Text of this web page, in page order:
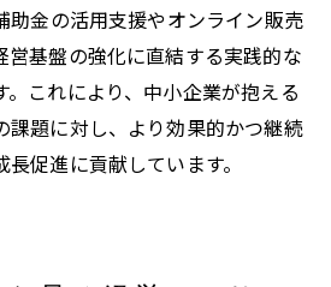
助金の活用支援やオンライン販売
営基盤の強化に直結する実践的な
これにより、中小企業が抱える
課題に対し、より効果的かつ継続
促進に貢献しています。